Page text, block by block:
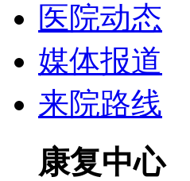
医院动态
媒体报道
来院路线
康复中心